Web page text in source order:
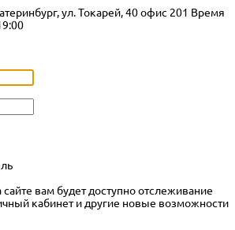
ул. Токарей, 40 офис 201 Время
вам будет доступно отслеживание
кабинет и другие новые возможности